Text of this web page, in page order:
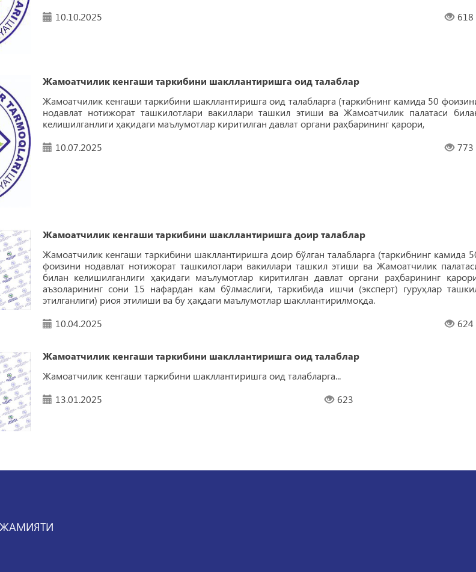
10.10.2025
618
Жамоатчилик кенгаши таркибини шакллантиришга оид талаблар
Жамоатчилик кенгаши таркибини шакллантиришга оид талабларга (таркибнинг камида 50
нодавлат нотижорат ташкилотлари вакиллари ташкил этиши ва Жамоатчилик палатаси
келишилганлиги ҳақидаги маълумотлар киритилган давлат органи раҳбарининг қарори,
10.07.2025
773
Жамоатчилик кенгаши таркибини шакллантиришга доир талаблар
Жамоатчилик кенгаши таркибини шакллантиришга доир бўлган талабларга (таркибнинг камида
фоизини нодавлат нотижорат ташкилотлари вакиллари ташкил этиши ва Жамоатчилик
билан келишилганлиги ҳақидаги маълумотлар киритилган давлат органи раҳбарининг
аъзоларининг сони 15 нафардан кам бўлмаслиги, таркибида ишчи (эксперт) гуруҳлар
этилганлиги) риоя этилиши ва бу ҳақдаги маълумотлар шакллантирилмоқда.
10.04.2025
624
Жамоатчилик кенгаши таркибини шакллантиришга оид талаблар
Жамоатчилик кенгаши таркибини шакллантиришга оид талабларга...
13.01.2025
623